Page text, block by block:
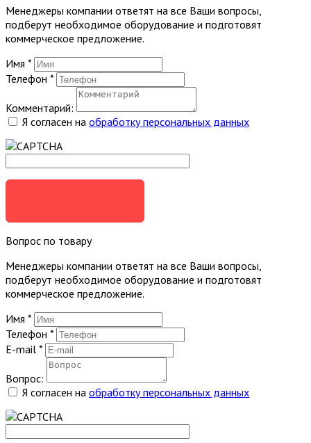
Менеджеры компании ответят на все Ваши вопросы,
подберут необходимое оборудование и подготовят
коммерческое предложение.
Имя *
Телефон *
Комментарий:
Я согласен на обработку персональных данных
Вопрос по товару
Менеджеры компании ответят на все Ваши вопросы,
подберут необходимое оборудование и подготовят
коммерческое предложение.
Имя *
Телефон *
E-mail *
Вопрос:
Я согласен на обработку персональных данных